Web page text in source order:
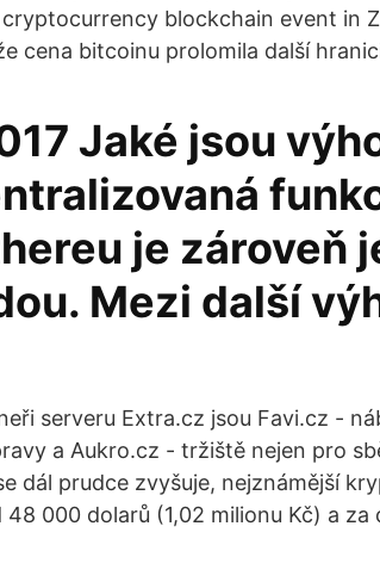
blockchain event in
cena bitcoinu prolomila další
Jaké jsou
je zároveň
Mezi další
serveru Extra.cz jsou Favi.cz -
a Aukro.cz - tržiště nejen pro
dál prudce zvyšuje, nejznámější
000 dolarů (1,02 milionu Kč) a za